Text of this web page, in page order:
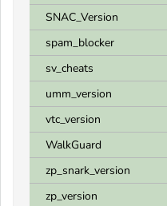
SNAC_Version
spam_blocker
sv_cheats
umm_version
vtc_version
WalkGuard
zp_snark_version
zp_version